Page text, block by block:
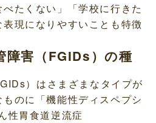
たくない」「学校に行きた
現になりやすいことも特徴
障害（FGIDs）の種
）はさまざまなタイプが
のに「機能性ディスペプシ
性胃食道逆流症